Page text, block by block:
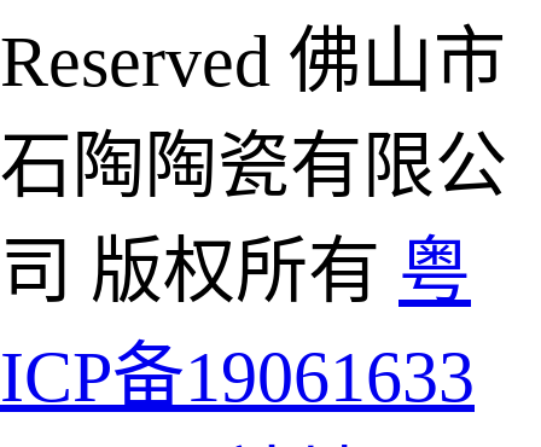
Reserved 佛山市
石陶陶瓷有限公
司 版权所有 粤
ICP备19061633